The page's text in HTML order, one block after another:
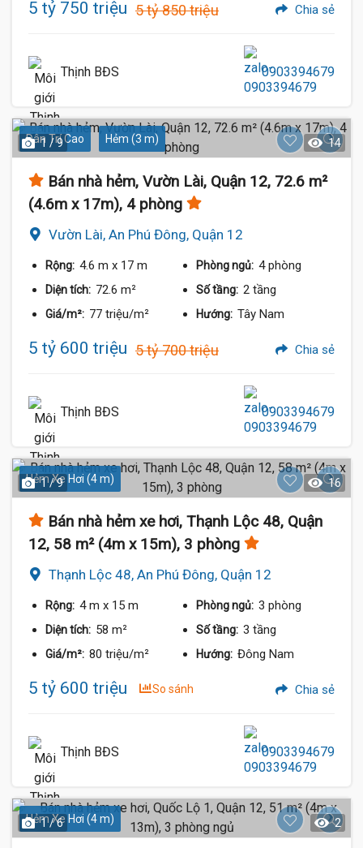
5 tỷ 750 triệu 5 tỷ 850 triệu Chia sẻ
Thịnh BĐS 0903394679
Dân Trí Cao Hẻm (3 m)
1 / 9 14
Bán nhà hẻm, Vườn Lài, Quận 12, 72.6 m²
(4.6m x 17m), 4 phòng
Vườn Lài, An Phú Đông, Quận 12
Rộng: 4.6 m x 17 m Phòng ngủ: 4 phòng
Diện tích: 72.6 m² Số tầng: 2 tầng
Giá/m²: 77 triệu/m² Hướng: Tây Nam
5 tỷ 600 triệu 5 tỷ 700 triệu Chia sẻ
Thịnh BĐS 0903394679
Hẻm Xe Hơi (4 m)
1 / 9 16
Bán nhà hẻm xe hơi, Thạnh Lộc 48, Quận
12, 58 m² (4m x 15m), 3 phòng
Thạnh Lộc 48, An Phú Đông, Quận 12
Rộng: 4 m x 15 m Phòng ngủ: 3 phòng
Diện tích: 58 m² Số tầng: 3 tầng
Giá/m²: 80 triệu/m² Hướng: Đông Nam
5 tỷ 600 triệu So sánh Chia sẻ
Thịnh BĐS 0903394679
Hẻm Xe Hơi (4 m)
1 / 6 2